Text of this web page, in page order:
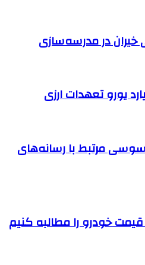
مرتبط با رسانه‌های
خودرو را مطالبه کنیم